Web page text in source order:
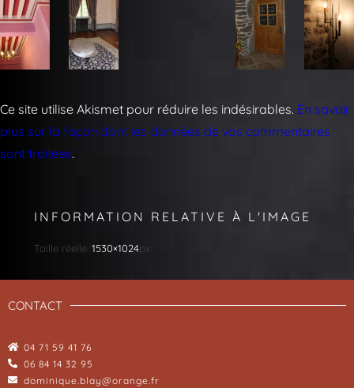
Ce site utilise Akismet pour réduire les indésirables. En savoir
plus sur la façon dont les données de vos commentaires
sont traitées.
INFORMATION RELATIVE À L'IMAGE
Taille réelle: 1530×1024px
CONTACT
04 71 59 41 76
06 84 14 32 95
dominique.blay@orange.fr